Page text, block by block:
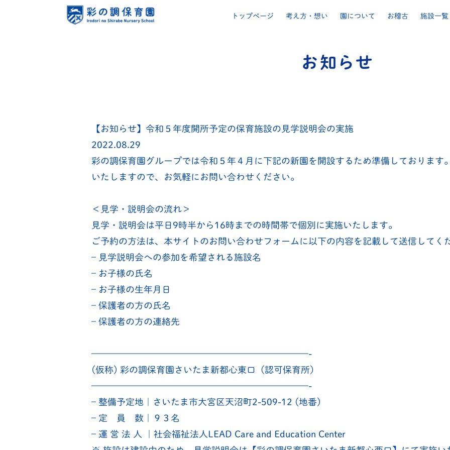
トップページ 考え方・想い 園について お稽古 施設一覧
【お知らせ】令和５年度開所予定の保育施設の見学説明会の実施
2022.08.29
彩の調保育園グループでは令和５年４月に下記の新園を開設するため準備しております
いたしますので、お気軽にお問い合わせください。
＜見学・説明会の流れ＞
見学・説明会は平日9時半から16時までの時間帯で個別に実施いたします。
ご予約の方法は、本サイトのお問い合わせフォームに以下の内容を記載して送信してく
– 見学説明会への参加を希望される施設名
– お子様の氏名
– お子様の生年月日
– 保護者の方の氏名
– 保護者の方の連絡先
————————————————————————-
(仮称) 彩の調保育園さいたま新都心東口（認可保育所）
————————————————————————-
– 整備予定地｜さいたま市大宮区天沼町2-509-12 (地番)
– 定 員 数｜９３名
– 運 営 法 人 ｜社会福祉法人LEAD Care and Education Center